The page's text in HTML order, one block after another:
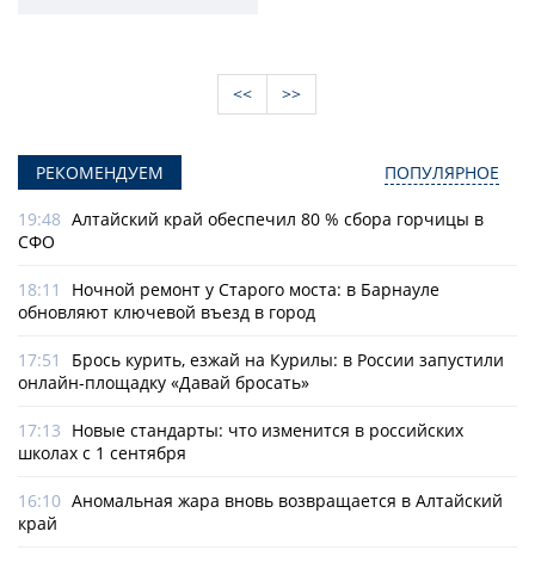
<< >>
РЕКОМЕНДУЕМ ПОПУЛЯРНОЕ
19:48 Алтайский край обеспечил 80 % сбора горчицы в
СФО
18:11
Ночной ремонт у Старого моста: в Барнауле
обновляют ключевой въезд в город
17:51
Брось курить, езжай на Курилы: в России запустили
онлайн-­площадку «Давай бросать»
17:13 Новые стандарты: что изменится в российских
школах с 1 сентября
16:10 Аномальная жара вновь возвращается в Алтайский
край